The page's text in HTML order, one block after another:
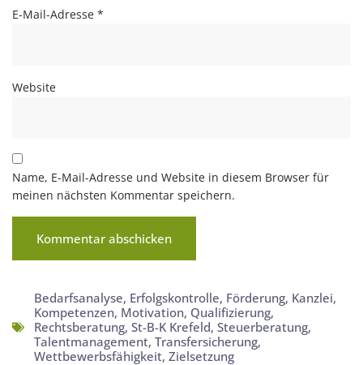
E-Mail-Adresse *
Website
Name, E-Mail-Adresse und Website in diesem Browser für
meinen nächsten Kommentar speichern.
Bedarfsanalyse, Erfolgskontrolle, Förderung, Kanzlei,
Kompetenzen, Motivation, Qualifizierung,
Rechtsberatung, St-B-K Krefeld, Steuerberatung,
Talentmanagement, Transfersicherung,
Wettbewerbsfähigkeit, Zielsetzung